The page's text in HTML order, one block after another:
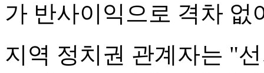
가 반사이익으로 격차 없
지역 정치권 관계자는 "